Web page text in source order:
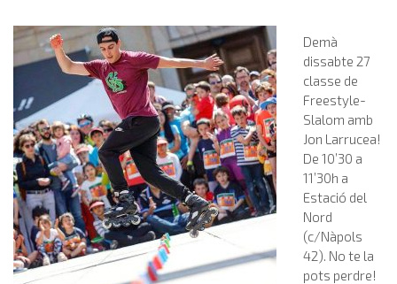
Demà
dissabte 27
classe de
Freestyle-
Slalom amb
Jon Larrucea!
De 10’30 a
11’30h a
Estació del
Nord
(c/Nàpols
42). No te la
pots perdre!